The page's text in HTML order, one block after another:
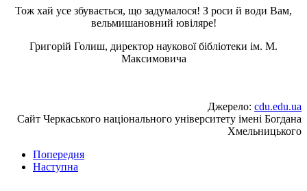
Тож хай усе збувається, що задумалося! З роси й води Вам,
вельмишановний ювіляре!
Григорій Голиш, директор наукової бібліотеки ім. М.
Максимовича
Джерело: cdu.edu.ua
Сайт Черкаського національного університету імені Богдана
Хмельницького
Попередня
Наступна